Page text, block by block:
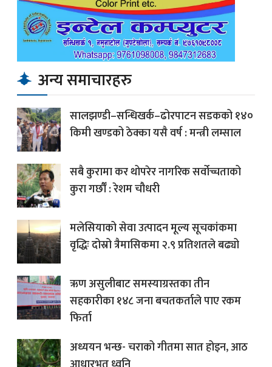
अन्य समाचारहरु
सालझण्डी–सन्धिखर्क–ढोरपाटन सडकको १४०
किमी खण्डको ठेक्का यसै वर्ष : मन्त्री लम्साल
सबै कुरामा कर थोपरेर नागरिक सर्वोच्चताको
कुरा गर्छौँ : रेशम चौधरी
मलेसियाको सेवा उत्पादन मूल्य सूचकांकमा
वृद्धिः दोस्रो त्रैमासिकमा २.९ प्रतिशतले बढ्यो
ऋण असुलीबाट समस्याग्रस्तका तीन
सहकारीका १४८ जना बचतकर्ताले पाए रकम
फिर्ता
अध्ययन भन्छ- चराको गीतमा सात होइन, आठ